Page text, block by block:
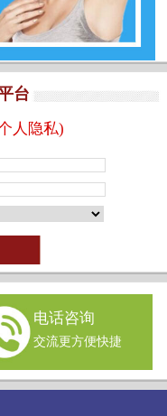
台
人隐私)
电话咨询
交流更方便快捷